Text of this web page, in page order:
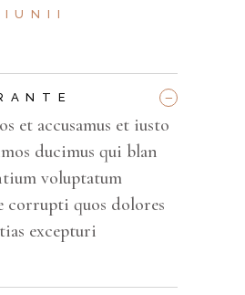
_
et accusamus et iusto
ducimus qui blan
voluptatum
corrupti quos dolores
excepturi